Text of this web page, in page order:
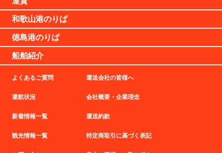
和歌山港のりば
徳島港のりば
船舶紹介
よくあるご質問
運航状況
新着情報一覧
観光情報一覧
運送会社の皆様へ
会社概要・企業理念
運送約款
特定商取引に基づく表記